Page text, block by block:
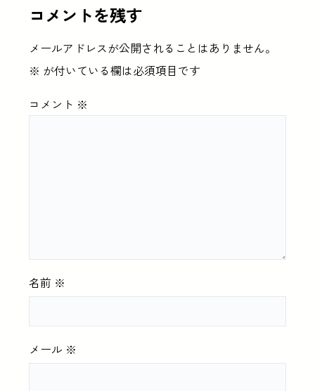
コメントを残す
メールアドレスが公開されることはありません。
※ が付いている欄は必須項目です
コメント ※
名前 ※
メール ※